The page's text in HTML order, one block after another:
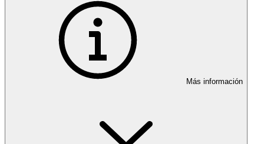
Más información